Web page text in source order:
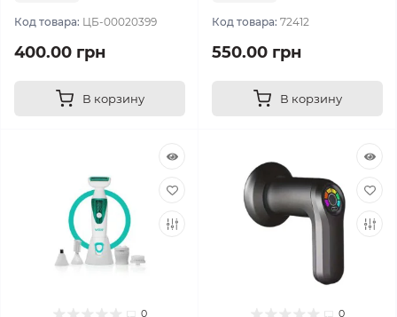
Код товара: ЦБ-00020399
400.00 грн
В корзину
Код товара: 72412
550.00 грн
В корзину
0 0